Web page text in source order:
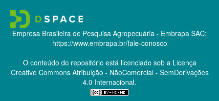
Empresa Brasileira de Pesquisa Agropecuária - Embrapa SAC:
https://www.embrapa.br/fale-conosco
O conteúdo do repositório está licenciado sob a Licença
Creative CommonsAtribuição - NãoComercial - SemDerivações
4.0 Internacional.